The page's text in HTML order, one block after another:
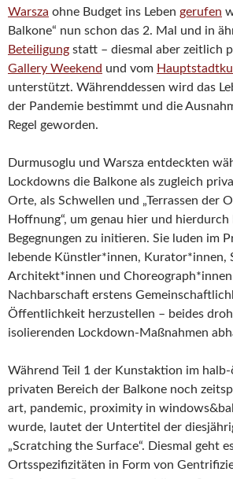
Warsza ohne Budget ins Leben gerufen
Balkone“ nun schon das 2. Mal und in
Beteiligung statt – diesmal aber zeitlich
Gallery Weekend und vom
unterstützt. Währenddessen wird das
der Pandemie bestimmt und die
Regel geworden.
Durmusoglu und Warsza entdeckten
Lockdowns die Balkone als zugleich
Orte, als Schwellen und „Terrassen der
Hoffnung“, um genau hier und
Begegnungen zu initieren. Sie luden im
lebende Künstler*innen, Kurator*innen,
Architekt*innen und
Nachbarschaft erstens
Öffentlichkeit herzustellen – beides
isolierenden Lockdown-Maßnahmen
Während Teil 1 der Kunstaktion im
privaten Bereich der Balkone noch
art, pandemic, proximity in
wurde, lautet der Untertitel der
„Scratching the Surface“. Diesmal geht
Ortsspezifizitäten in Form von